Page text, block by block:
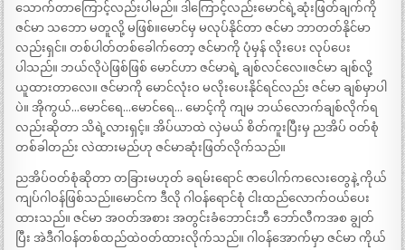
သောက်တာကြောင့်လည်းပါမည်။ ဒါကြောင့်လည်းမောင်ရဲ့ဆုံးဖြတ်ချက်ကို
ဇင်မာ သဘော မတူလို့ မဖြစ်။မောင်မှ မလုပ်နိုင်တာ ဇင်မာ ဘာတတ်နိုင်မာ
လည်းရှင်။ တစ်ပါတ်တစ်ခေါက်တော့ ဇင်မာကို ပုံမှန် လိုးပေး လုပ်ပေး
ပါသည်။ ဘယ်လိုပဲဖြစ်ဖြစ် မောင်ဟာ ဇင်မာရဲ့ ချစ်လင်လေ။ဇင်မာ ချစ်လို့
ယူထားတာလေ။ ဇင်မာကို မောင်လုံးဝ မလိုးပေးနိုင်ရင်လည်း ဇင်မာ ချစ်မှာပါ
ပဲ။ အိုကွယ်…မောင်ရေ…မောင်ရေ… မောင့်ကို ကျမ ဘယ်လောက်ချစ်လိုက်ရ
လည်းဆိုတာ သိရဲ့လားရှင့်။ အိပ်ယာထဲ လှဲမယ် စိတ်ကူးပြီးမှ ညအိပ် ဝတ်စုံ
တစ်ခါတည်း လဲထားမည်ဟု ဇင်မာဆုံးဖြတ်လိုက်သည်။
ညအိပ်ဝတ်စုံဆိုတာ တခြားမဟုတ် ခရမ်းရောင် ဇာပေါက်ကလေးတွေနဲ့ ကိုယ်
ကျပ်ဂါဝန်ဖြစ်သည်။မောင်က ဒီလို ဂါဝန်ရောင်စုံ ငါးထည်လောက်ဝယ်ပေး
ထားသည်။ ဇင်မာ အဝတ်အစား အတွင်းခံဘောင်းဘီ ဘော်လီကအစ ချွတ်
ပြီး အဲဒီဂါဝန်တစ်ထည်ထဲဝတ်ထားလိုက်သည်။ ဂါဝန်အောက်မှာ ဇင်မာ ကိုယ်